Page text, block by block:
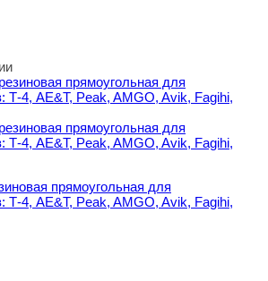
прямоугольная для
прямоугольная для
Т-4, AE&T, Peak, AMGO, Avik, Fagihi,